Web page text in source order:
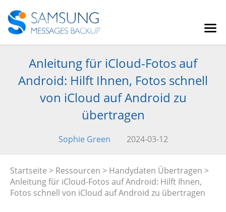
Anleitung für iCloud-Fotos auf
Android: Hilft Ihnen, Fotos schnell
von iCloud auf Android zu
übertragen
Sophie Green 2024-03-12
Startseite > Ressourcen > Handydaten Übertragen >
Anleitung für iCloud-Fotos auf Android: Hilft Ihnen,
Fotos schnell von iCloud auf Android zu übertragen